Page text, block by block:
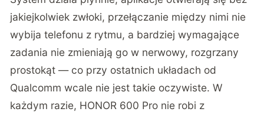
jakiejkolwiek zwłoki, przełączanie między nimi nie
wybija telefonu z rytmu, a bardziej wymagające
zadania nie zmieniają go w nerwowy, rozgrzany
prostokąt — co przy ostatnich układach od
Qualcomm wcale nie jest takie oczywiste. W
każdym razie, HONOR 600 Pro nie robi z